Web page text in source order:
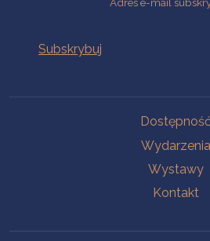
Dostępność
Wydarzenia
Wystawy
Kontakt